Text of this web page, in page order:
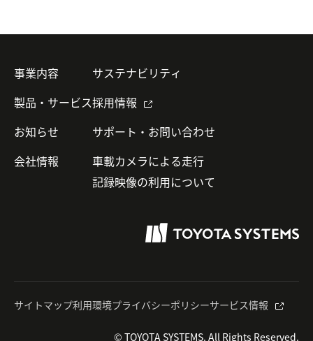
事業内容
製品・サービス
お知らせ
会社情報
サステナビリティ
採用情報
サポート・お問い合わせ
車載カメラによる走行
記録映像の利用について
サイトマップ利用環境プライバシーポリシーサービス情報
© TOYOTA SYSTEMS. All Rights Reserved.